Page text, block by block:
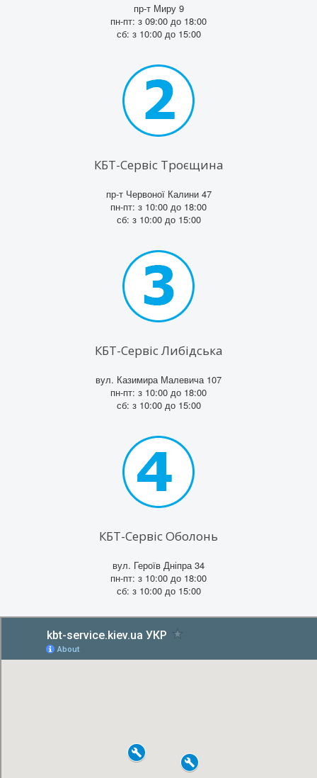
пр-т Миру 9
пн-пт: з 09:00 до 18:00
сб: з 10:00 до 15:00
КБТ-Сервіс Троєщина
пр-т Червоної Калини 47
пн-пт: з 10:00 до 18:00
сб: з 10:00 до 15:00
КБТ-Сервіс Либідська
вул. Казимира Малевича 107
пн-пт: з 10:00 до 18:00
сб: з 10:00 до 15:00
КБТ-Сервіс Оболонь
вул. Героїв Дніпра 34
пн-пт: з 10:00 до 18:00
сб: з 10:00 до 15:00